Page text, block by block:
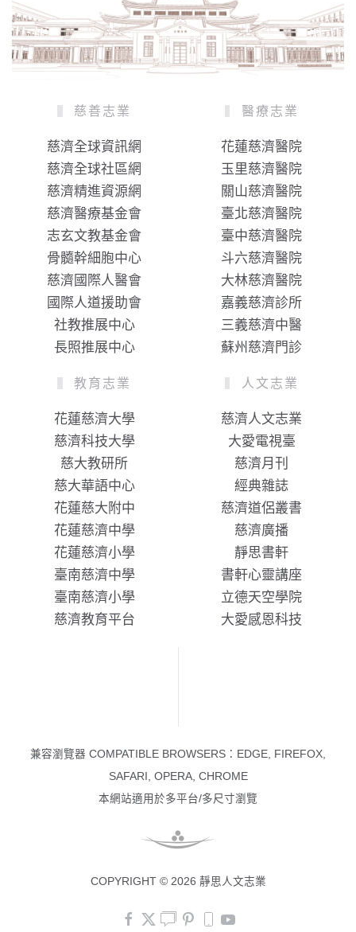
慈善志業
慈濟全球資訊網
慈濟全球社區網
慈濟精進資源網
慈濟醫療基金會
志玄文教基金會
骨髓幹細胞中心
慈濟國際人醫會
國際人道援助會
社教推展中心
長照推展中心
醫療志業
花蓮慈濟醫院
玉里慈濟醫院
關山慈濟醫院
臺北慈濟醫院
臺中慈濟醫院
斗六慈濟醫院
大林慈濟醫院
嘉義慈濟診所
三義慈濟中醫
蘇州慈濟門診
教育志業
花蓮慈濟大學
慈濟科技大學
慈大教研所
慈大華語中心
花蓮慈大附中
花蓮慈濟中學
花蓮慈濟小學
臺南慈濟中學
臺南慈濟小學
慈濟教育平台
人文志業
慈濟人文志業
大愛電視臺
慈濟月刊
經典雜誌
慈濟道侶叢書
慈濟廣播
靜思書軒
書軒心靈講座
立德天空學院
大愛感恩科技
兼容瀏覽器 COMPATIBLE BROWSERS：EDGE, FIREFOX,
SAFARI, OPERA, CHROME
本網站適用於多平台/多尺寸瀏覽
COPYRIGHT © 2026 靜思人文志業